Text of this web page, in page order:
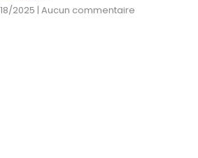
2025 Aucun commentaire